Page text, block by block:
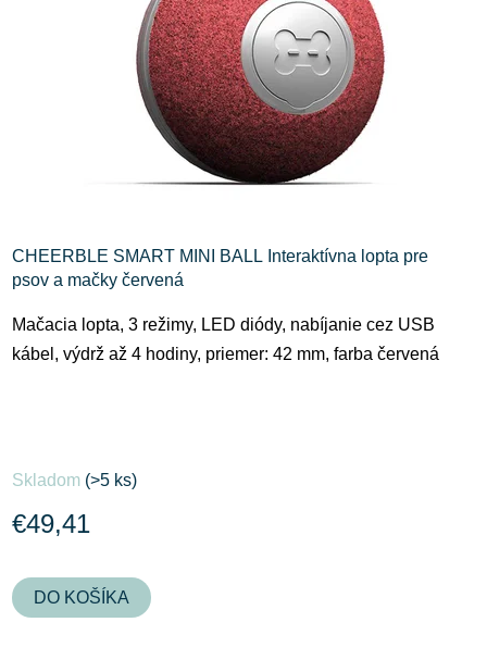
CHEERBLE SMART MINI BALL Interaktívna lopta pre
psov a mačky červená
Mačacia lopta, 3 režimy, LED diódy, nabíjanie cez USB
kábel, výdrž až 4 hodiny, priemer: 42 mm, farba červená
Skladom (>5 ks)
€49,41
DO KOŠÍKA